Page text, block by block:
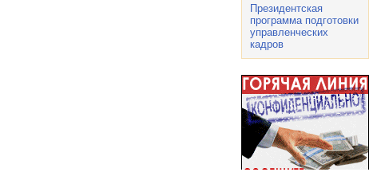
Президентская
программа подготовки
управленческих
кадров